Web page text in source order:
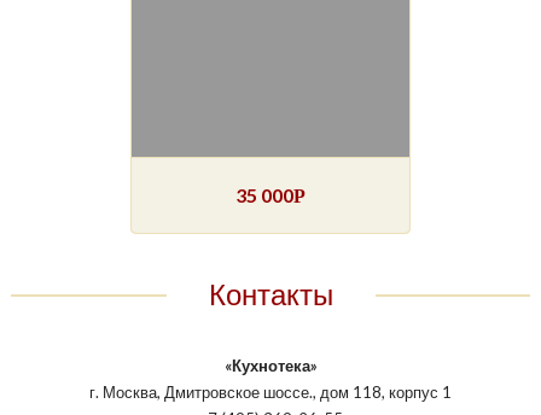
35 000Р
Контакты
«Кухнотека»
г. Москва, Дмитровское шоссе., дом 118, корпус 1